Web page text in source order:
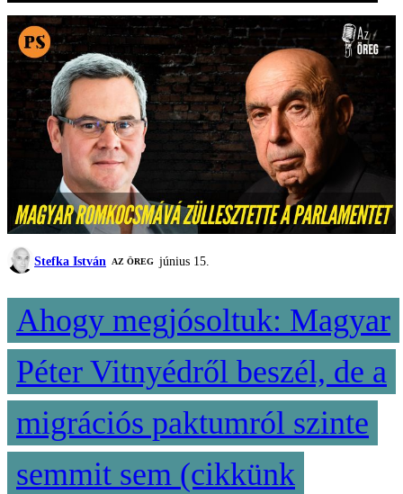
Stefka István AZ ÖREG június 15.
Ahogy megjósoltuk: Magyar
Péter Vitnyédről beszél, de a
migrációs paktumról szinte
semmit sem (cikkünk